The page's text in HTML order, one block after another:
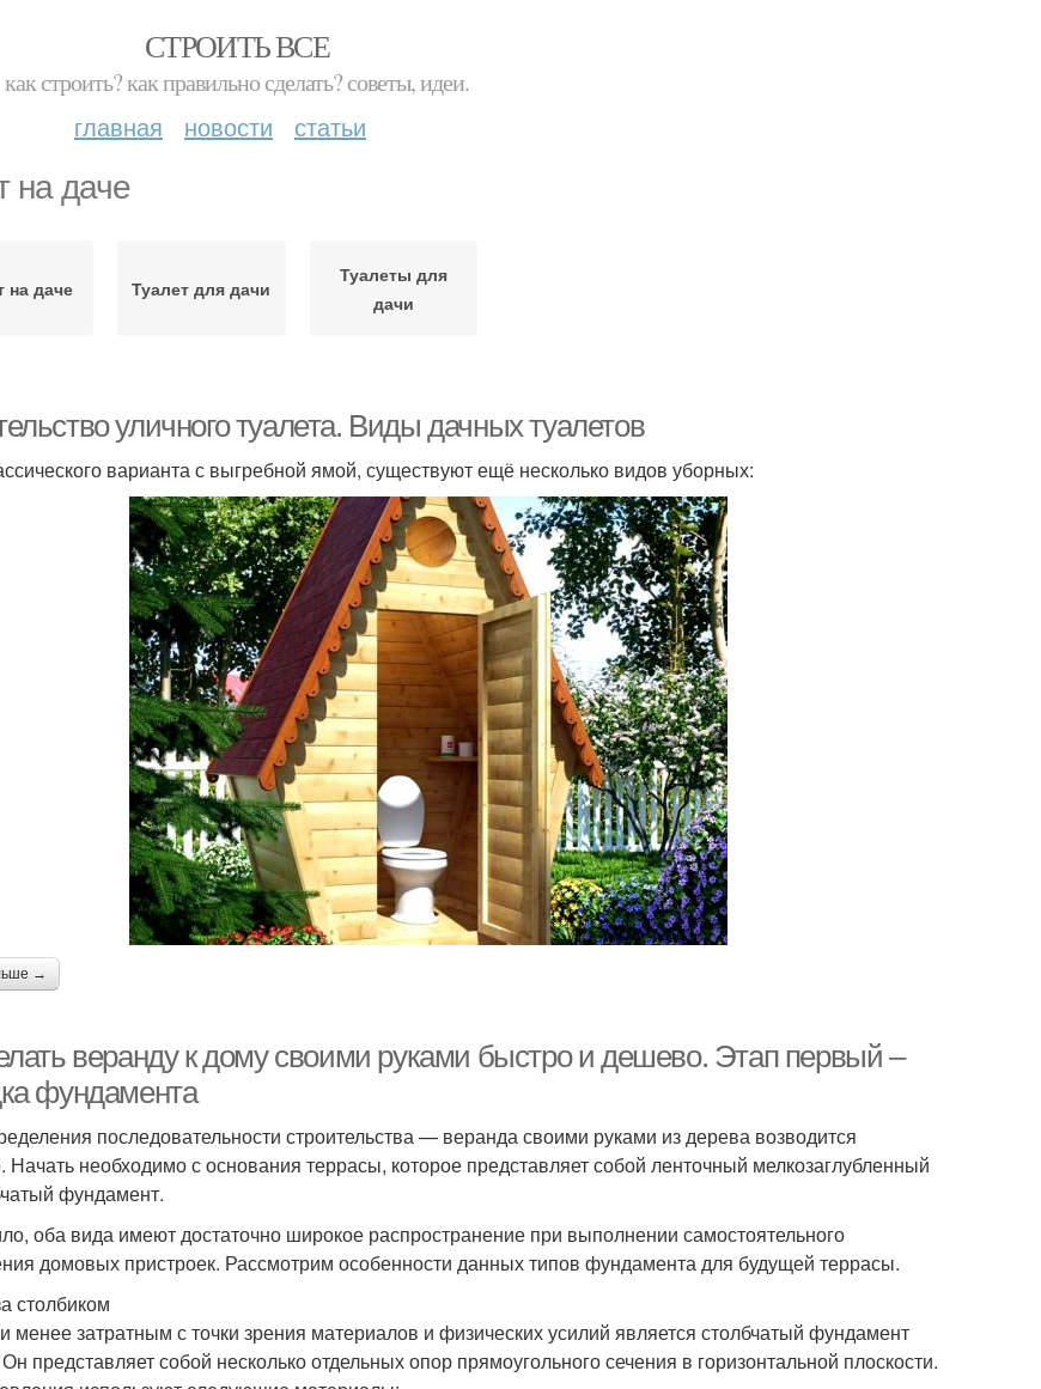
СТРОИТЬ ВСЕ
как строить? как правильно сделать? советы, идеи.
главная новости статьи
на даче
на даче Туалет для дачи
Туалеты для
дачи
уличного туалета. Виды дачных туалетов
варианта с выгребной ямой, существуют ещё несколько видов уборных:
→
веранду к дому своими руками быстро и дешево. Этап первый –
фундамента
последовательности строительства — веранда своими руками из дерева возводится
Начать необходимо с основания террасы, которое представляет собой ленточный мелкозаглубленный
фундамент.
оба вида имеют достаточно широкое распространение при выполнении самостоятельного
домовых пристроек. Рассмотрим особенности данных типов фундамента для будущей террасы.
столбиком
менее затратным с точки зрения материалов и физических усилий является столбчатый фундамент
представляет собой несколько отдельных опор прямоугольного сечения в горизонтальной плоскости.